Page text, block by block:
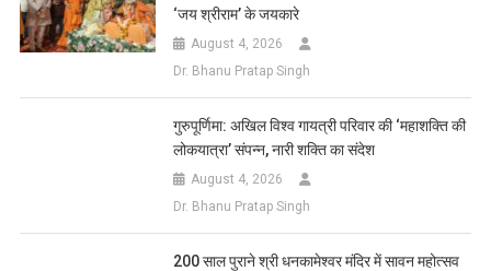
‘जय श्रीराम’ के जयकारे
August 4, 2026
Dr. Bhanu Pratap Singh
गुरुपूर्णिमा: अखिल विश्व गायत्री परिवार की ‘महाशक्ति की
लोकयात्रा’ संपन्न, नारी शक्ति का संदेश
August 4, 2026
Dr. Bhanu Pratap Singh
200 साल पुराने श्री धनकामेश्वर मंदिर में सावन महोत्सव